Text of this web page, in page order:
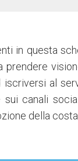
in questa
prendere
al
canali
della